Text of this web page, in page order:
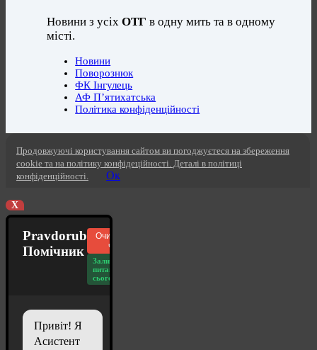
Новини з усіхОТГ в одну мить та в одному
місті.
Новини
Поворознюк
ФК Інгулець
АФ П’ятихатська
Політика конфіденційності
Продовжуючі користування сайтом ви погоджуєтеся на збереження
cookie та на політику конфідеційності. Деталі в політиці
конфіденційності.
Ок
X
Pravdorub
Помічник
Очистити
чат
Залишилось
питань
сьогодні: 20
Привіт! Я
Асистент